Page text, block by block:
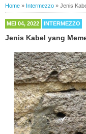
Home » Intermezzo » Jenis
MEI 04, 2022 INTERMEZZO
Jenis Kabel yang